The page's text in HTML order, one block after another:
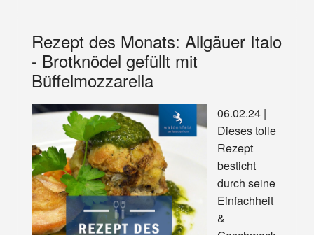
Rezept des Monats: Allgäuer Italo
- Brotknödel gefüllt mit
Büffelmozzarella
06.02.24 |
Dieses tolle
Rezept
besticht
durch seine
Einfachheit
&